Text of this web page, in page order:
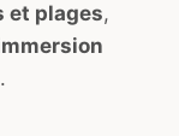
et plages,